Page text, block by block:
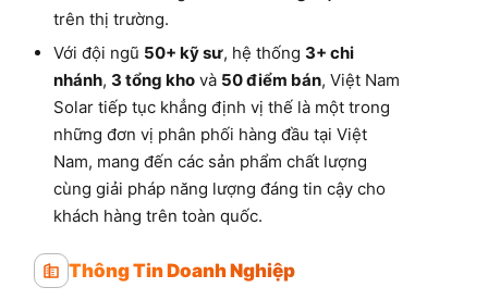
trên thị trường.
Với đội ngũ 50+ kỹ sư, hệ thống 3+ chi
nhánh, 3 tổng kho và 50 điểm bán, Việt Nam
Solar tiếp tục khẳng định vị thế là một trong
những đơn vị phân phối hàng đầu tại Việt
Nam, mang đến các sản phẩm chất lượng
cùng giải pháp năng lượng đáng tin cậy cho
khách hàng trên toàn quốc.
Thông Tin Doanh Nghiệp